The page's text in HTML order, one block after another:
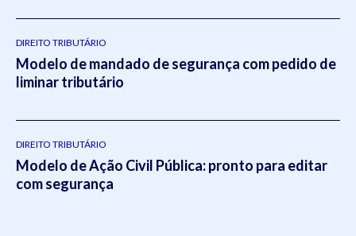
DIREITO TRIBUTÁRIO
Modelo de mandado de segurança com pedido de
liminar tributário
DIREITO TRIBUTÁRIO
Modelo de Ação Civil Pública: pronto para editar
com segurança